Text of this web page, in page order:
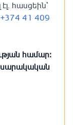
հասցեին`
+374 41 409
համար։